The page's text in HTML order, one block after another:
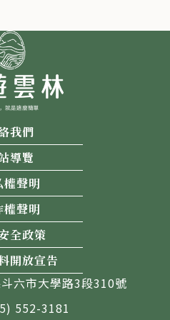
我們
導覽
權聲明
權聲明
全政策
開放宣告
六市大學路3段310號
552-3181